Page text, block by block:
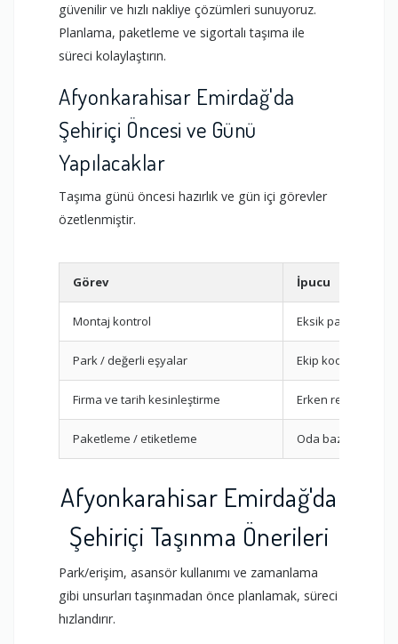
güvenilir ve hızlı nakliye çözümleri sunuyoruz.
Planlama, paketleme ve sigortalı taşıma ile
süreci kolaylaştırın.
Afyonkarahisar Emirdağ'da
Şehiriçi Öncesi ve Günü
Yapılacaklar
Taşıma günü öncesi hazırlık ve gün içi görevler
özetlenmiştir.
Görev İpucu
Montaj kontrol Eksik parça tespiti
Park / değerli eşyalar Ekip
Firma ve tarih kesinleştirme Erken
Paketleme / etiketleme Oda bazlı hazırlık
Afyonkarahisar Emirdağ'da
Şehiriçi Taşınma Önerileri
Park/erişim, asansör kullanımı ve zamanlama
gibi unsurları taşınmadan önce planlamak, süreci
hızlandırır.